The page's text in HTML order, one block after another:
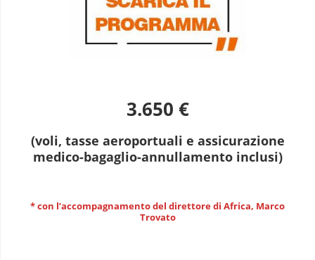
3.650 €
(voli, tasse aeroportuali e assicurazione
medico-bagaglio-annullamento inclusi)
* con l’accompagnamento del direttore di Africa, Marco
Trovato